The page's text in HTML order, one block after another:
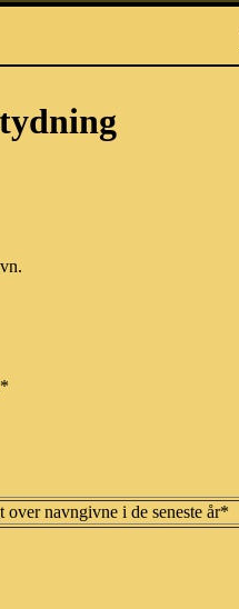
over navngivne i de seneste år*